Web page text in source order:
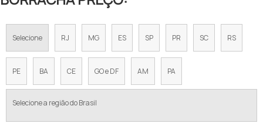
Selecione RJ MG ES SP PR SC RS
PE BA CE GO e DF AM PA
Selecione a região do Brasil